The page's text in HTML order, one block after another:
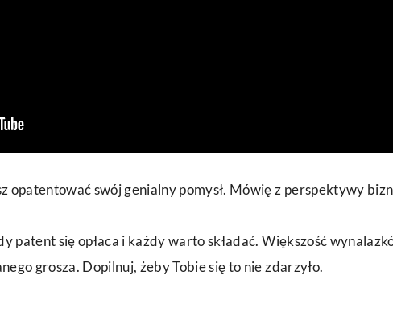
opatentować swój genialny pomysł. Mówię z perspektywy
patent się opłaca i każdy warto składać. Większość
grosza. Dopilnuj, żeby Tobie się to nie zdarzyło.